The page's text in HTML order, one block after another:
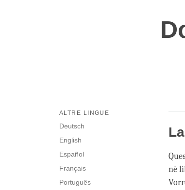
ALTRE LINGUE
Deutsch
English
Español
Français
Português
nè